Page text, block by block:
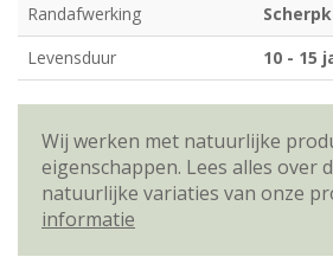
Randafwerking
Levensduur
10 - 15
Wij werken met natuurlijke
eigenschappen. Lees alles over
natuurlijke variaties van onze
informatie